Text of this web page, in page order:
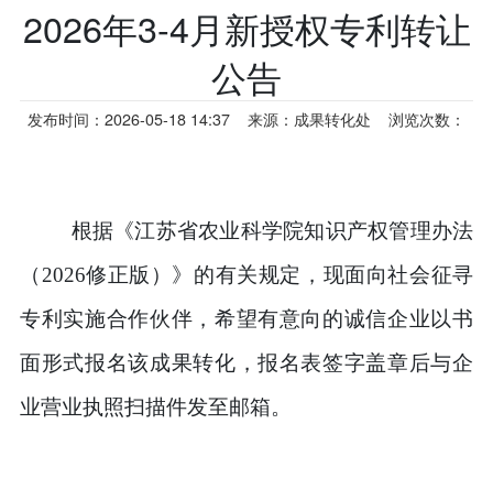
2026年3-4月新授权专利转让
公告
发布时间：2026-05-18 14:37 来源：成果转化处 浏览次数：
根据《江苏省农业科学院知识产权管理办法
（ 2026修正版）》的有关规定，现面向社会征寻
专利实施合作伙伴，希望有意向的诚信企业以书
面形式报名该成果转化，报名表签字盖章后与企
业营业执照扫描件发至邮箱。